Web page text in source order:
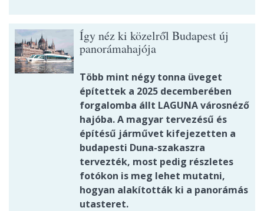
Így néz ki közelről Budapest új
panorámahajója
Több mint négy tonna üveget
építettek a 2025 decemberében
forgalomba állt LAGUNA városnéző
hajóba. A magyar tervezésű és
építésű járművet kifejezetten a
budapesti Duna-szakaszra
tervezték, most pedig részletes
fotókon is meg lehet mutatni,
hogyan alakították ki a panorámás
utasteret.